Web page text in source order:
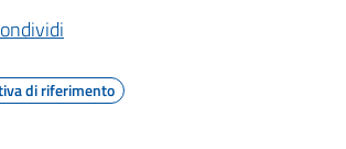
di riferimento